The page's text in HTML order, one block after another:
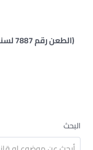
(الطعن رقم 7887 لسنة 74 قضائية جلسة 2013/12/23)
البحث